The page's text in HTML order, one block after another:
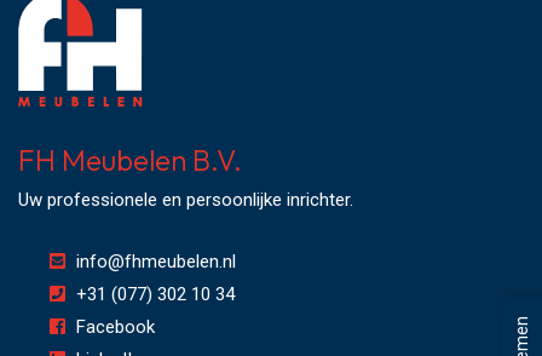
FH Meubelen B.V.
Uw professionele en persoonlijke inrichter.
info@fhmeubelen.nl
+31 (077) 302 10 34
Facebook